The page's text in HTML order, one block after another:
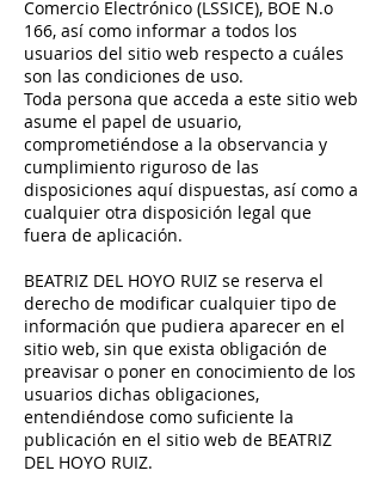
Comercio Electrónico (LSSICE), BOE N.o
166, así como informar a todos los
usuarios del sitio web respecto a cuáles
son las condiciones de uso.
Toda persona que acceda a este sitio web
asume el papel de usuario,
comprometiéndose a la observancia y
cumplimiento riguroso de las
disposiciones aquí dispuestas, así como a
cualquier otra disposición legal que
fuera de aplicación.
BEATRIZ DEL HOYO RUIZ se reserva el
derecho de modificar cualquier tipo de
información que pudiera aparecer en el
sitio web, sin que exista obligación de
preavisar o poner en conocimiento de los
usuarios dichas obligaciones,
entendiéndose como suficiente la
publicación en el sitio web de BEATRIZ
DEL HOYO RUIZ.